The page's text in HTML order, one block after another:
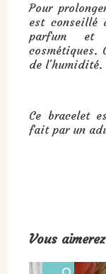
Pour
est conseillé
parfum et
de l'humidité.
Ce bracelet
fait par un
Vous